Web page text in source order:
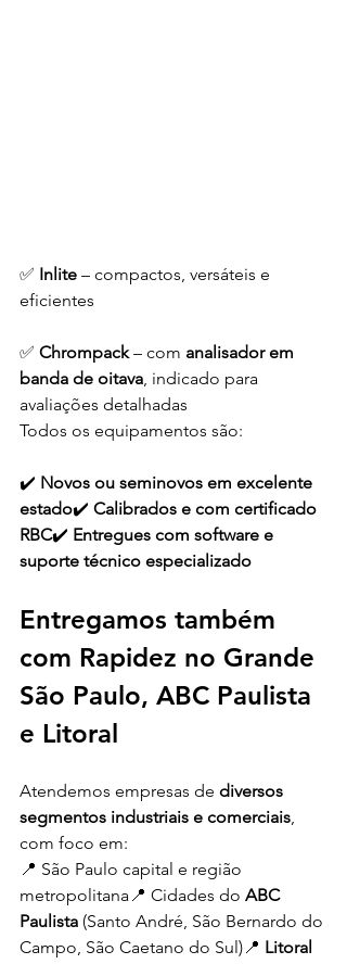
✅ Inlite – compactos, versáteis e
eficientes
✅ Chrompack – com analisador em
banda de oitava, indicado para
avaliações detalhadas
Todos os equipamentos são:
✔️ Novos ou seminovos em excelente
estado✔️ Calibrados e com certificado
RBC✔️ Entregues com software e
suporte técnico especializado
Entregamos também
com Rapidez no Grande
São Paulo, ABC Paulista
e Litoral
Atendemos empresas de diversos
segmentos industriais e comerciais,
com foco em:
📍 São Paulo capital e região
metropolitana📍 Cidades do ABC
Paulista (Santo André, São Bernardo do
Campo, São Caetano do Sul)📍 Litoral